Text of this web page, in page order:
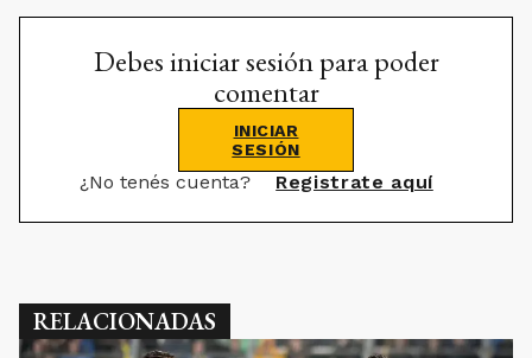
Debes iniciar sesión para poder
comentar
INICIAR
SESIÓN
¿No tenés cuenta? Registrate aquí
RELACIONADAS